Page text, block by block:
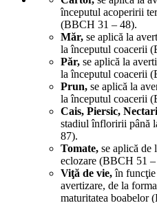
începutul acoperirii
(BBCH 31 – 48).
Măr, se aplică la
la începutul coacerii
Păr, se aplică la
la începutul coacerii
Prun, se aplică la
la începutul coacerii
Cais, Piersic,
stadiul înfloririi până
87).
Tomate, se aplică de
eclozare (BBCH 51 –
Viţă de vie,în funcţie
avertizare, de la
maturitatea boabelor